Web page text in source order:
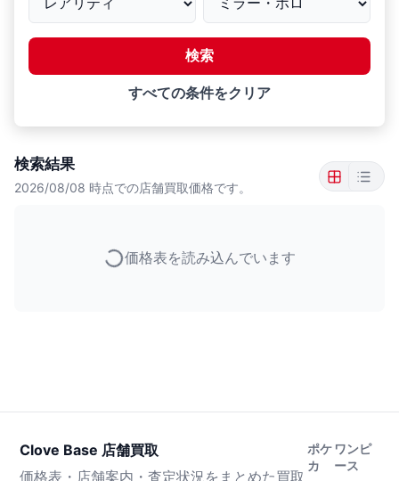
検索
すべての条件をクリア
検索結果
2026/08/08 時点での店舗買取価格です。
価格表を読み込んでいます
Clove Base 店舗買取
価格表・店舗案内・査定状況をまとめた買取
ポケ
カ
ワンピ
ース